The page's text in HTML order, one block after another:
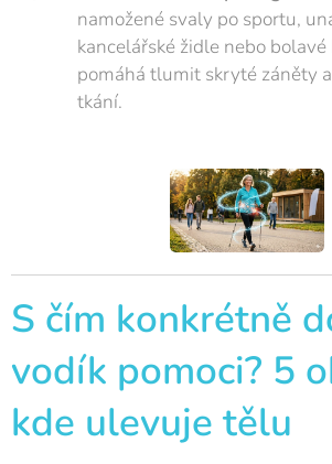
namožené svaly po sportu,
kancelářské židle nebo
pomáhá tlumit skryté záněty
tkání.
S čím konkrétně
vodík pomoci? 5
kde ulevuje tělu